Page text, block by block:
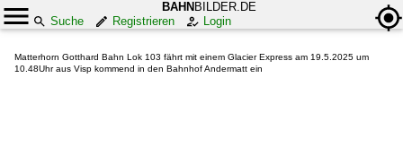
BAHN BILDER.DE
Suche
Registrieren Login
Matterhorn Gotthard Bahn Lok 103 fährt mit einem Glacier Express am 19.5.2025 um
10.48Uhr aus Visp kommend in den Bahnhof Andermatt ein